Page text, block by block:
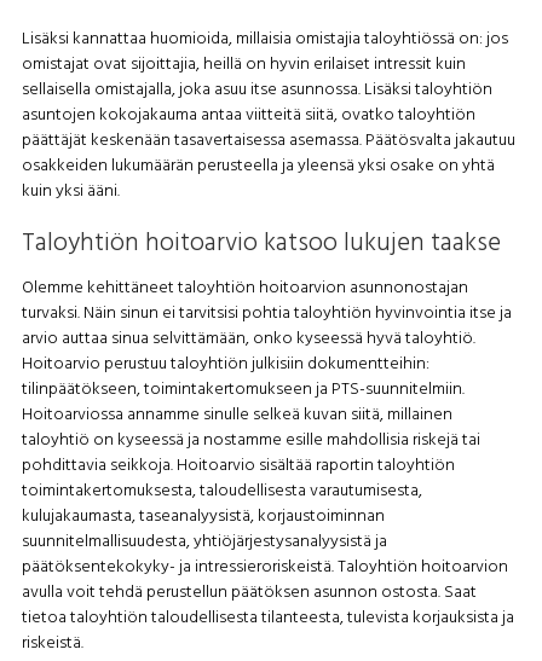
Lisäksi kannattaa huomioida, millaisia omistajia taloyhtiössä on: jos
omistajat ovat sijoittajia, heillä on hyvin erilaiset intressit kuin
sellaisella omistajalla, joka asuu itse asunnossa. Lisäksi taloyhtiön
asuntojen kokojakauma antaa viitteitä siitä, ovatko taloyhtiön
päättäjät keskenään tasavertaisessa asemassa. Päätösvalta jakautuu
osakkeiden lukumäärän perusteella ja yleensä yksi osake on yhtä
kuin yksi ääni.
Taloyhtiön hoitoarvio katsoo lukujen taakse
Olemme kehittäneet taloyhtiön hoitoarvion asunnonostajan
turvaksi. Näin sinun ei tarvitsisi pohtia taloyhtiön hyvinvointia itse ja
arvio auttaa sinua selvittämään, onko kyseessä hyvä taloyhtiö.
Hoitoarvio perustuu taloyhtiön julkisiin dokumentteihin:
tilinpäätökseen, toimintakertomukseen ja PTS-suunnitelmiin.
Hoitoarviossa annamme sinulle selkeä kuvan siitä, millainen
taloyhtiö on kyseessä ja nostamme esille mahdollisia riskejä tai
pohdittavia seikkoja. Hoitoarvio sisältää raportin taloyhtiön
toimintakertomuksesta, taloudellisesta varautumisesta,
kulujakaumasta, taseanalyysistä, korjaustoiminnan
suunnitelmallisuudesta, yhtiöjärjestysanalyysistä ja
päätöksentekokyky- ja intressieroriskeistä. Taloyhtiön hoitoarvion
avulla voit tehdä perustellun päätöksen asunnon ostosta. Saat
tietoa taloyhtiön taloudellisesta tilanteesta, tulevista korjauksista ja
riskeistä.